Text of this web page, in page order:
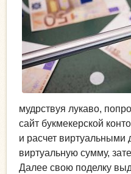
мудрствуя лукаво,
сайт букмекерской
и расчет виртуальными
виртуальную сумму,
Далее свою поделку